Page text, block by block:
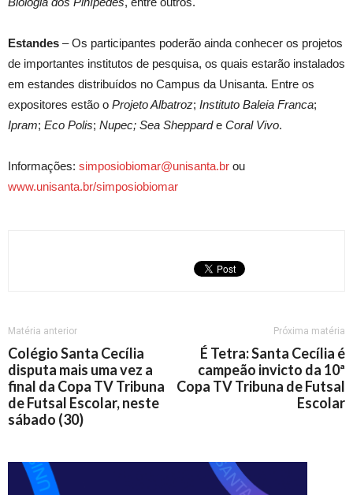
Estandes – Os participantes poderão ainda conhecer os projetos
de importantes institutos de pesquisa, os quais estarão instalados
em estandes distribuídos no Campus da Unisanta. Entre os
expositores estão o Projeto Albatroz; Instituto Baleia Franca;
Ipram; Eco Polis; Nupec; Sea Shepparde Coral Vivo.
Informações: simposiobiomar@unisanta.br ou
www.unisanta.br/simposiobiomar
Matéria anterior
Colégio Santa Cecília
disputa mais uma vez a
final da Copa TV Tribuna
de Futsal Escolar, neste
sábado (30)
Próxima matéria
É Tetra: Santa Cecília é
campeão invicto da 10ª
Copa TV Tribuna de Futsal
Escolar